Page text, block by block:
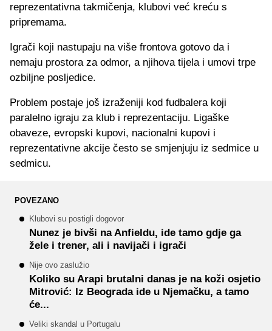
reprezentativna takmičenja, klubovi već kreću s
pripremama.
Igrači koji nastupaju na više frontova gotovo da i
nemaju prostora za odmor, a njihova tijela i umovi trpe
ozbiljne posljedice.
Problem postaje još izraženiji kod fudbalera koji
paralelno igraju za klub i reprezentaciju. Ligaške
obaveze, evropski kupovi, nacionalni kupovi i
reprezentativne akcije često se smjenjuju iz sedmice u
sedmicu.
POVEZANO
Klubovi su postigli dogovor
Nunez je bivši na Anfieldu, ide tamo gdje ga
žele i trener, ali i navijači i igrači
Nije ovo zaslužio
Koliko su Arapi brutalni danas je na koži osjetio
Mitrović: Iz Beograda ide u Njemačku, a tamo
će...
Veliki skandal u Portugalu